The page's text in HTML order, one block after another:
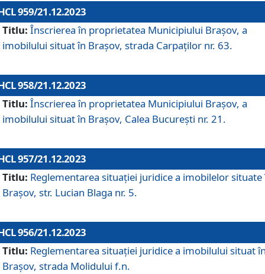
959/21.12.2023
Titlu: Înscrierea în proprietatea Municipiului Brașov, a
imobilului situat în Brașov, strada Carpaților nr. 63.
958/21.12.2023
Titlu: Înscrierea în proprietatea Municipiului Brașov, a
imobilului situat în Brașov, Calea București nr. 21.
957/21.12.2023
Titlu: Reglementarea situației juridice a imobilelor situate
Brașov, str. Lucian Blaga nr. 5.
956/21.12.2023
Titlu: Reglementarea situației juridice a imobilului situat
Brașov, strada Molidului f.n.